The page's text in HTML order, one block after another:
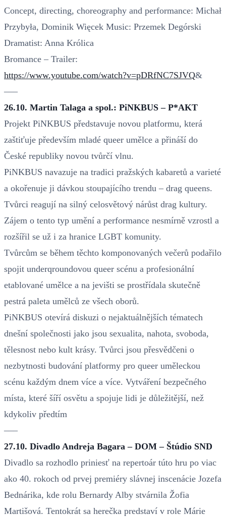
Concept, directing, choreography and performance: Michał
Przybyła, Dominik Więcek Music: Przemek Degórski
Dramatist: Anna Królica
Bromance – Trailer:
https://www.youtube.com/watch?v=pDRfNC7SJVQ&
–––
26.10. Martin Talaga a spol.: PiNKBUS – P*AKT
Projekt PiNKBUS představuje novou platformu, která
zaštiťuje především mladé queer umělce a přináší do
České republiky novou tvůrčí vlnu.
PiNKBUS navazuje na tradici pražských kabaretů a varieté
a okořenuje ji dávkou stoupajícího trendu – drag queens.
Tvůrci reagují na silný celosvětový nárůst drag kultury.
Zájem o tento typ umění a performance nesmírně vzrostl a
rozšířil se už i za hranice LGBT komunity.
Tvůrcům se během těchto komponovaných večerů podařilo
spojit underqroundovou queer scénu a profesionální
etablované umělce a na jevišti se prostřídala skutečně
pestrá paleta umělců ze všech oborů.
PiNKBUS otevírá diskuzi o nejaktuálnějších tématech
dnešní společnosti jako jsou sexualita, nahota, svoboda,
tělesnost nebo kult krásy. Tvůrci jsou přesvědčeni o
nezbytnosti budování platformy pro queer uměleckou
scénu každým dnem více a více. Vytváření bezpečného
místa, které šíří osvětu a spojuje lidi je důležitější, než
kdykoliv předtím
–––
27.10. Divadlo Andreja Bagara – DOM – Štúdio SND
Divadlo sa rozhodlo priniesť na repertoár túto hru po viac
ako 40. rokoch od prvej premiéry slávnej inscenácie Jozefa
Bednárika, kde rolu Bernardy Alby stvárnila Žofia
Martišová. Tentokrát sa herečka predstaví v role Márie